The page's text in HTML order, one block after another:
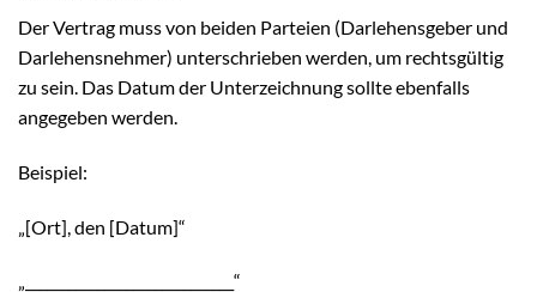
Der Vertrag muss von beiden Parteien (Darlehensgeber und
Darlehensnehmer) unterschrieben werden, um rechtsgültig
zu sein. Das Datum der Unterzeichnung sollte ebenfalls
angegeben werden.
Beispiel:
„[Ort], den [Datum]“
„_____________________________“